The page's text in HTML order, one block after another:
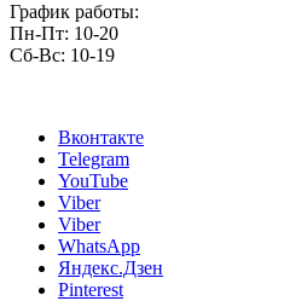
График работы:
Пн-Пт: 10-20
Сб-Вс: 10-19
Вконтакте
Telegram
YouTube
Viber
Viber
WhatsApp
Яндекс.Дзен
Pinterest